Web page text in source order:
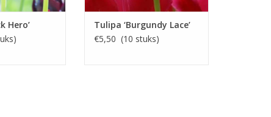
Hero’
Tulipa ‘Burgundy Lace’
€5,50 (10 stuks)